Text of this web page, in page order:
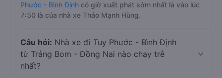
Phước - Bình Định có giờ xuất phát sớm nhất là vào lúc
7:50 là của nhà xe Thảo Mạnh Hùng.
Câu hỏi: Nhà xe đi Tuy Phước - Bình Định
từ Trảng Bom - Đồng Nai nào chạy trễ
nhất?